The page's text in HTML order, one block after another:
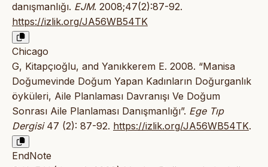
danışmanlığı. EJM. 2008;47(2):87-92.
https://izlik.org/JA56WB54TK
Chicago
G, Kitapçıoğlu, and Yanıkkerem E. 2008. “Manisa
Doğumevinde Doğum Yapan Kadınların Doğurganlık
öyküleri, Aile Planlaması Davranışı Ve Doğum
Sonrası Aile Planlaması Danışmanlığı”. Ege Tıp
Dergisi47 (2): 87-92. https://izlik.org/JA56WB54TK.
EndNote